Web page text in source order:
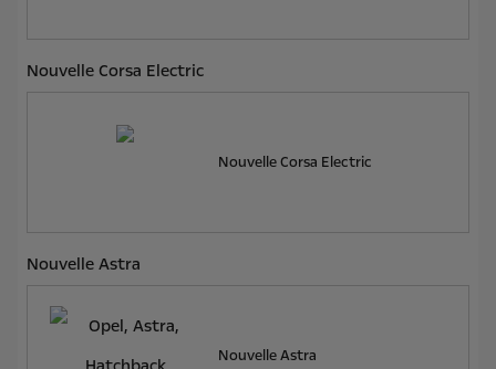
Nouvelle Corsa Electric
Nouvelle Corsa Electric
Nouvelle Astra
Nouvelle Astra